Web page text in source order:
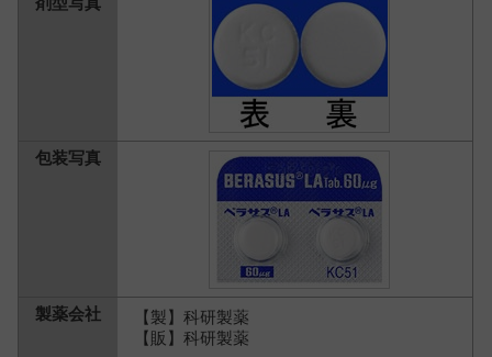
【製】科研製薬
【販】科研製薬